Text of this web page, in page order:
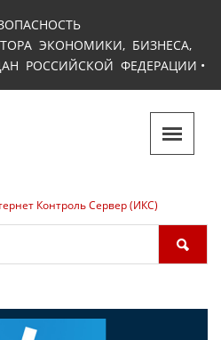
ЭКОНОМИКИ, БИЗНЕСА,
РОССИЙСКОЙ ФЕДЕРАЦИИ •
Контроль Сервер (ИКС)